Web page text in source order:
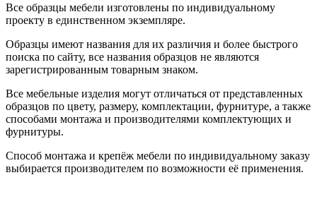
Все образцы мебели изготовлены по индивидуальному
проекту в единственном экземпляре.
Образцы имеют названия для их различия и более быстрого
поиска по сайту, все названия образцов не являются
зарегистрированным товарным знаком.
Все мебельные изделия могут отличаться от представленных
образцов по цвету, размеру, комплектации, фурнитуре, а также
способами монтажа и производителями комплектующих и
фурнитуры.
Способ монтажа и крепёж мебели по индивидуальному заказу
выбирается производителем по возможности её применения.